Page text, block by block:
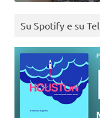
Su Spotify e su